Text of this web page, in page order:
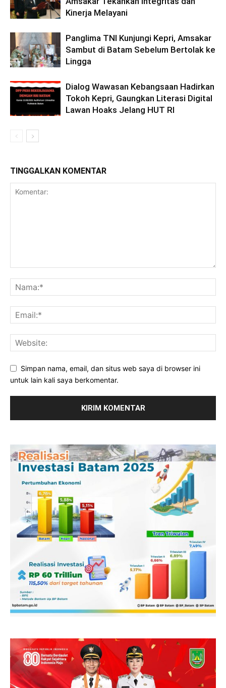
Kinerja Melayani
Panglima TNI Kunjungi Kepri, Amsakar
Sambut di Batam Sebelum Bertolak ke
Lingga
Dialog Wawasan Kebangsaan Hadirkan
Tokoh Kepri, Gaungkan Literasi Digital
Lawan Hoaks Jelang HUT RI
TINGGALKAN KOMENTAR
Simpan nama, email, dan situs web saya di browser ini
untuk lain kali saya berkomentar.